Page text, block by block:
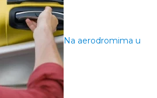
Na aerodromima u